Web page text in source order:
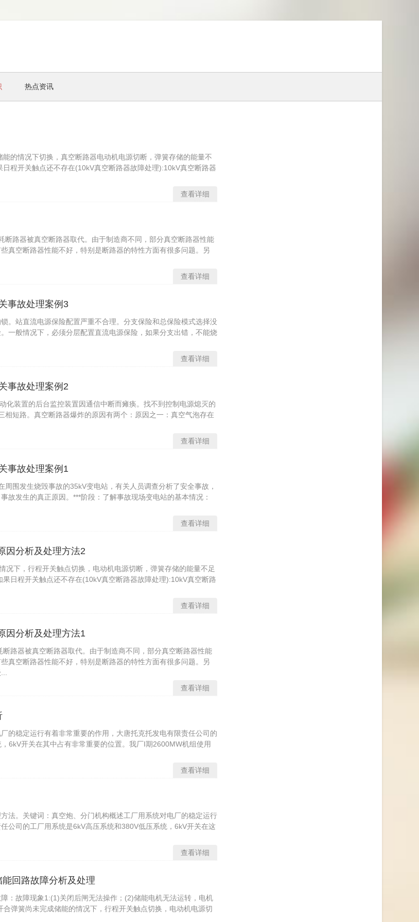
热点资讯
的情况下切换，真空断路器电动机电源切断，弹簧存储的能量不
程开关触点还不存在(10kV真空断路器故障处理):10kV真空断路器
查看详细
断路器被真空断路器取代。由于制造商不同，部分真空断路器性能
真空断路器性能不好，特别是断路器的特性方面有很多问题。另
查看详细
事故处理案例3
。站直流电源保险配置严重不合理。分支保险和总保险模式选择没
一般情况下，必须分层配置直流电源保险，如果分支出错，不能烧
查看详细
事故处理案例2
化装置的后台监控装置因通信中断而瘫痪。找不到控制电源熄灭的
相短路。真空断路器爆炸的原因有两个：原因之一：真空气泡存在
查看详细
事故处理案例1
围发生烧毁事故的35kV变电站，有关人员调查分析了安全事故，
故发生的真正原因。***阶段：了解事故现场变电站的基本情况：
查看详细
因分析及处理方法2
况下，行程开关触点切换，电动机电源切断，弹簧存储的能量不足
日程开关触点还不存在(10kV真空断路器故障处理):10kV真空断路
查看详细
因分析及处理方法1
路器被真空断路器取代。由于制造商不同，部分真空断路器性能
真空断路器性能不好，特别是断路器的特性方面有很多问题。另
查看详细
的稳定运行有着非常重要的作用，大唐托克托发电有限责任公司的
6kV开关在其中占有非常重要的位置。我厂I期2600MW机组使用
查看详细
法。关键词：真空炮、分门机构概述工厂用系统对电厂的稳定运行
公司的工厂用系统是6kV高压系统和380V低压系统，6kV开关在这
查看详细
回路故障分析及处理
：故障现象1:(1)关闭后闸无法操作；(2)储能电机无法运转，电机
弹簧尚未完成储能的情况下，行程开关触点切换，电动机电源切